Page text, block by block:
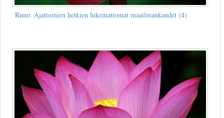
Runo: Ajattomien hetkien lukemattomat maailmankaudet (4)